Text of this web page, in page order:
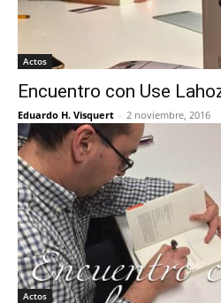
Actos
Encuentro con Use
Eduardo H. Visquert - 2 noviembre, 2016
Actos